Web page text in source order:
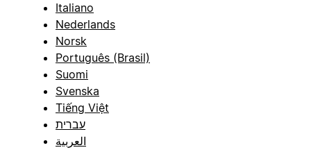
Italiano
Nederlands
Norsk
Português (Brasil)
Suomi
Svenska
Tiếng Việt
עברית
العربية